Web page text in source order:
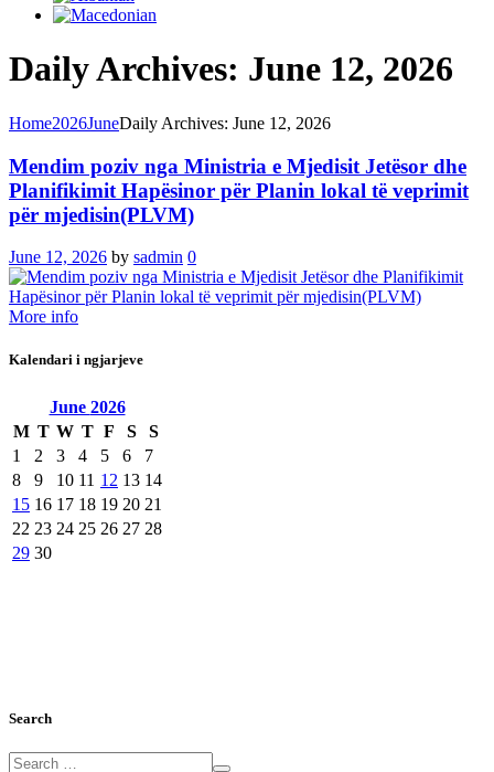
Daily Archives: June 12, 2026
Home2026JuneDaily Archives: June 12, 2026
Mendim poziv nga Ministria e Mjedisit Jetësor dhe
Planifikimit Hapësinor për Planin lokal të veprimit
për mjedisin(PLVM)
June 12, 2026 by sadmin 0
More info
Kalendari i ngjarjeve
June 2026
M T W T F S
S
1
2 3 4 5 6
7
8
9 10 11 12 13 14
15 16 17 18 19 20 21
22 23 24 25 26 27 28
29 30
Search